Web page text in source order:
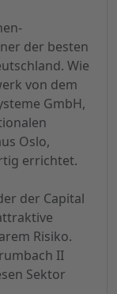
der besten
Wie
von dem
GmbH,
Oslo,
errichtet.
der Capital
Risiko.
II
Sektor